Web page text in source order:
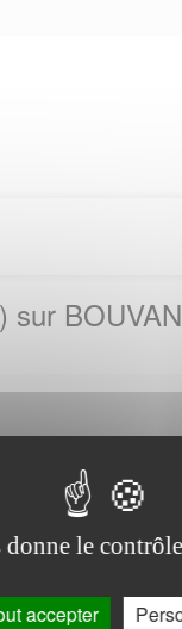
le
accepter